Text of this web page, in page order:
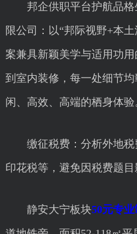
邦企供职平台护航品格
限公司：以“邦际视野+本
案兼具新颖美学与适用功
到室内装修，每一处细节
闲、高效、高端的栖身体验
缴征税费：分析外地税
印花税等，避免因税费题目
静安大宁板块50元专